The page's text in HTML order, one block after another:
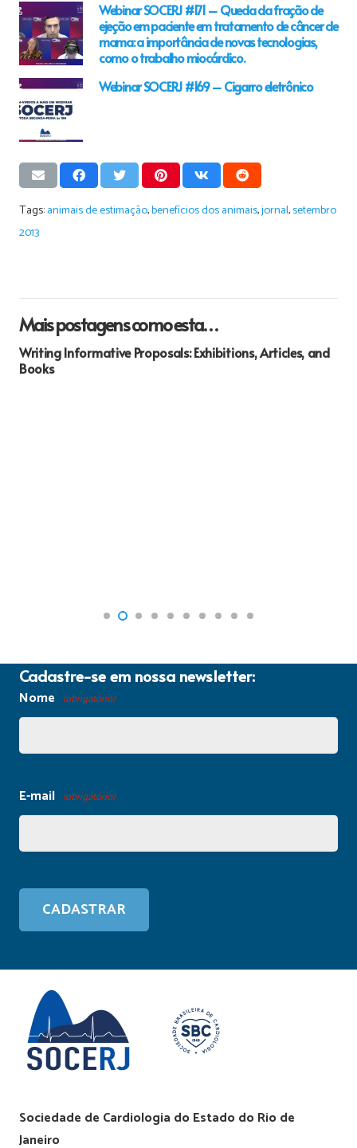
Webinar SOCERJ #171 – Queda da fração de
ejeção em paciente em tratamento de câncer de
mama: a importância de novas tecnologias,
como o trabalho miocárdico.
Webinar SOCERJ #169 – Cigarro eletrônico
Tags:animais de estimação,benefícios dos animais,jornal,setembro
2013
Mais postagens como esta…
Writing Informative Proposals: Exhibitions, Articles, and
Books
Cadastre-se em nossa newsletter:
Nome (obrigatório)
E-mail (obrigatório)
Sociedade de Cardiologia do Estado do Rio de
Janeiro